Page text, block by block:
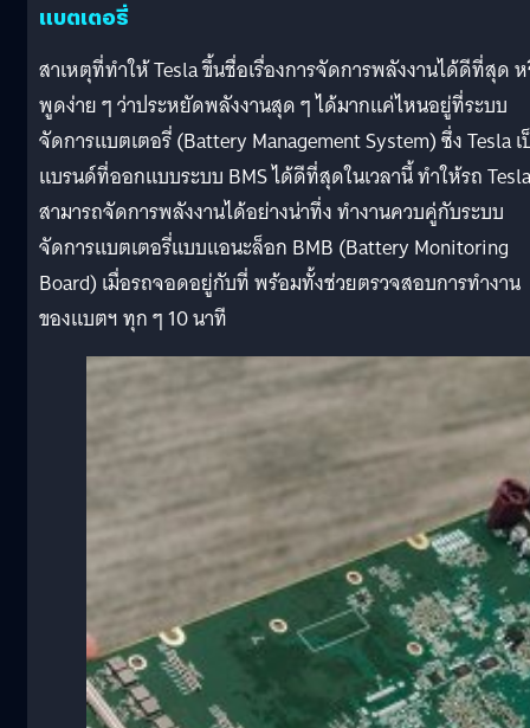
แบตเตอรี่
สาเหตุที่ทำให้ Tesla ขึ้นชื่อเรื่องการจัดการพลังงานได้ดีที่สุด
พูดง่าย ๆ ว่าประหยัดพลังงานสุด ๆ ได้มากแค่ไหนอยู่ที่ระบบ
จัดการแบตเตอรี่ (Battery Management System) ซึ่ง Tesla
แบรนด์ที่ออกแบบระบบ BMS ได้ดีที่สุดในเวลานี้ ทำให้รถ Tesla
สามารถจัดการพลังงานได้อย่างน่าทึ่ง ทำงานควบคู่กับระบบ
จัดการแบตเตอรี่แบบแอนะล็อก BMB (Battery Monitoring
Board) เมื่อรถจอดอยู่กับที่ พร้อมทั้งช่วยตรวจสอบการทำงาน
ของแบตฯ ทุก ๆ 10 นาที